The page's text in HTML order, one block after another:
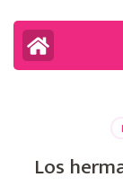
tecla
Intro)
Los